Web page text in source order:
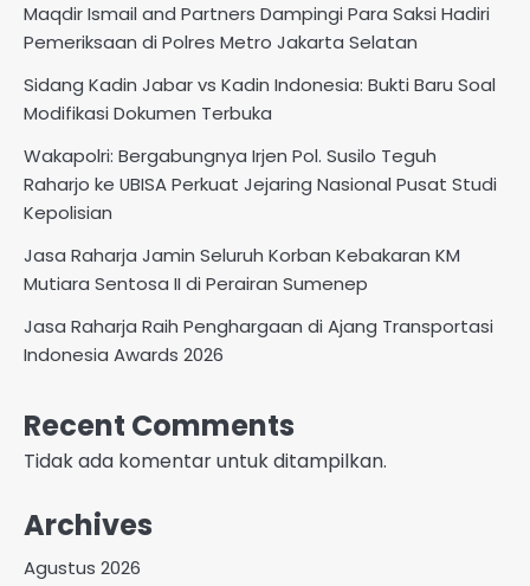
Maqdir Ismail and Partners Dampingi Para Saksi Hadiri
Pemeriksaan di Polres Metro Jakarta Selatan
Sidang Kadin Jabar vs Kadin Indonesia: Bukti Baru Soal
Modifikasi Dokumen Terbuka
Wakapolri: Bergabungnya Irjen Pol. Susilo Teguh
Raharjo ke UBISA Perkuat Jejaring Nasional Pusat Studi
Kepolisian
Jasa Raharja Jamin Seluruh Korban Kebakaran KM
Mutiara Sentosa II di Perairan Sumenep
Jasa Raharja Raih Penghargaan di Ajang Transportasi
Indonesia Awards 2026
Recent Comments
Tidak ada komentar untuk ditampilkan.
Archives
Agustus 2026